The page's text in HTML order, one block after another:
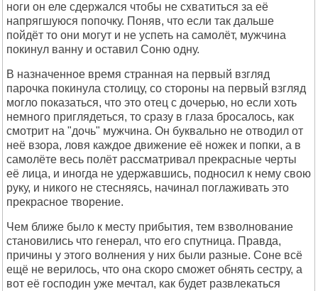
ноги он еле сдержался чтобы не схватиться за её
напрягшуюся попочку. Поняв, что если так дальше
пойдёт то они могут и не успеть на самолёт, мужчина
покинул ванну и оставил Соню одну.
В назначенное время странная на первый взгляд
парочка покинула столицу, со стороны на первый взгляд
могло показаться, что это отец с дочерью, но если хоть
немного приглядеться, то сразу в глаза бросалось, как
смотрит на "дочь" мужчина. Он буквально не отводил от
неё взора, ловя каждое движение её ножек и попки, а в
самолёте весь полёт рассматривал прекрасные черты
её лица, и иногда не удержавшись, подносил к нему свою
руку, и никого не стесняясь, начинал поглаживать это
прекрасное творение.
Чем ближе было к месту прибытия, тем взволнование
становились что генерал, что его спутница. Правда,
причины у этого волнения у них были разные. Соне всё
ещё не верилось, что она скоро сможет обнять сестру, а
вот её господин уже мечтал, как будет развлекаться